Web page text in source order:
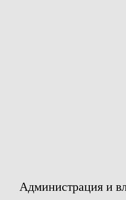
Администрация и